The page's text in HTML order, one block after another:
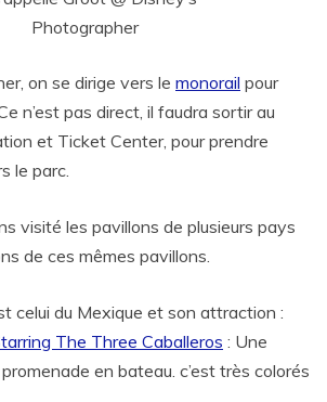
Photographer
on se dirige vers le monorail pour
Ce n’est pas direct, il faudra sortir au
et Ticket Center, pour prendre
le parc.
visité les pavillons de plusieurs pays
de ces mêmes pavillons.
celui du Mexique et son attraction :
The Three Caballeros : Une
en bateau. c’est très colorés